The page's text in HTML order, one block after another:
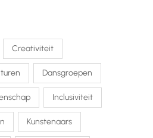
Creativiteit
Dansgroepen
Inclusiviteit
Kunstenaars